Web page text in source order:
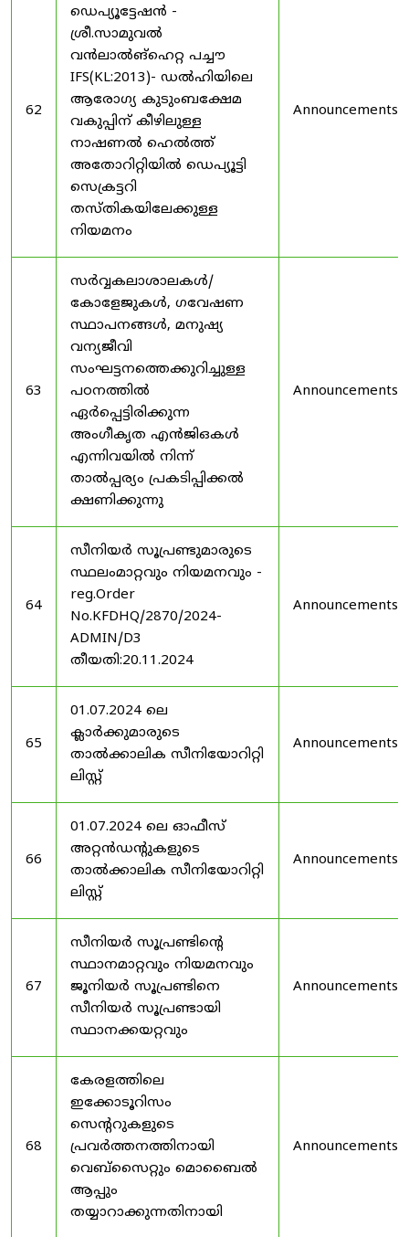
62
ഡെപ്യൂട്ടേഷൻ -
ശ്രീ.സാമുവൽ
വൻലാൽങ്‌ഹെറ്റ പച്ചൗ
IFS(KL:2013)- ഡൽഹിയിലെ
ആരോഗ്യ കുടുംബക്ഷേമ
വകുപ്പിന് കീഴിലുള്ള
നാഷണൽ ഹെൽത്ത്
അതോറിറ്റിയിൽ ഡെപ്യൂട്ടി
സെക്രട്ടറി
തസ്തികയിലേക്കുള്ള
നിയമനം
Announcements
63
സർവ്വകലാശാലകൾ/
കോളേജുകൾ, ഗവേഷണ
സ്ഥാപനങ്ങൾ, മനുഷ്യ
വന്യജീവി
സംഘട്ടനത്തെക്കുറിച്ചുള്ള
പഠനത്തിൽ
ഏർപ്പെട്ടിരിക്കുന്ന
അംഗീകൃത എൻജിഒകൾ
എന്നിവയിൽ നിന്ന്
താൽപ്പര്യം പ്രകടിപ്പിക്കൽ
ക്ഷണിക്കുന്നു
Announcements
64
സീനിയർ സൂപ്രണ്ടുമാരുടെ
സ്ഥലംമാറ്റവും നിയമനവും -
reg.Order
No.KFDHQ/2870/2024-
ADMIN/D3
തീയതി:20.11.2024
Announcements
65
01.07.2024 ലെ
ക്ലാർക്കുമാരുടെ
താൽക്കാലിക സീനിയോറിറ്റി
ലിസ്റ്റ്
Announcements
66
01.07.2024 ലെ ഓഫീസ്
അറ്റൻഡൻ്റുകളുടെ
താൽക്കാലിക സീനിയോറിറ്റി
ലിസ്റ്റ്
Announcements
67
സീനിയർ സൂപ്രണ്ടിൻ്റെ
സ്ഥാനമാറ്റവും നിയമനവും
ജൂനിയർ സൂപ്രണ്ടിനെ
സീനിയർ സൂപ്രണ്ടായി
സ്ഥാനക്കയറ്റവും
Announcements
68
കേരളത്തിലെ
ഇക്കോടൂറിസം
സെന്ററുകളുടെ
പ്രവർത്തനത്തിനായി
വെബ്സൈറ്റും മൊബൈൽ
ആപ്പും
തയ്യാറാക്കുന്നതിനായി
Announcements